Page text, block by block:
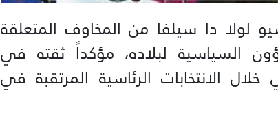
لولا دا سيلفا من المخاوف المتعلقة
السياسية لبلاده، مؤكداً ثقته في
خلال الانتخابات الرئاسية المرتقبة في